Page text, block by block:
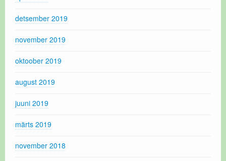
detsember 2019
november 2019
oktoober 2019
august 2019
juuni 2019
märts 2019
november 2018